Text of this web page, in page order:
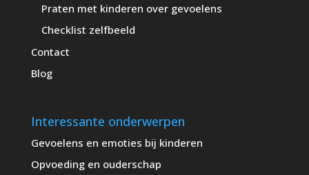
Praten met kinderen over gevoelens
Checklist zelfbeeld
Contact
Blog
Interessante onderwerpen
Gevoelens en emoties bij kinderen
Opvoeding en ouderschap